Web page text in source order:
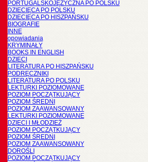
PORTUGALSKOJĘZYCZNA PO POLSKU
DZIECIĘCA PO POLSKU
DZIECIĘCA PO HISZPAŃSKU
BIOGRAFIE
INNE
opowiadania
KRYMINAŁY
BOOKS IN ENGLISH
DZIECI
LITERATURA PO HISZPAŃSKU
PODRĘCZNIKI
LITERATURA PO POLSKU
LEKTURKI POZIOMOWANE
POZIOM POCZĄTKUJĄCY
POZIOM ŚREDNI
POZIOM ZAAWANSOWANY
LEKTURKI POZIOMOWANE
DZIECI I MŁODZIEŻ
POZIOM POCZĄTKUJĄCY
POZIOM ŚREDNI
POZIOM ZAAWANSOWANY
DOROŚLI
POZIOM POCZĄTKUJĄCY